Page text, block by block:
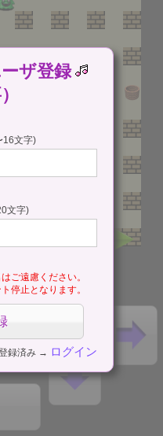
ザ登録
16文字)
文字)
ご遠慮ください。
停止となります。
録済み → ログイン